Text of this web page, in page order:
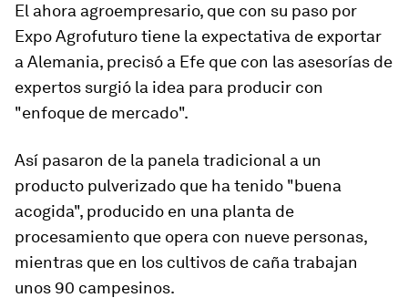
El ahora agroempresario, que con su paso por
Expo Agrofuturo tiene la expectativa de exportar
a Alemania, precisó a Efe que con las asesorías de
expertos surgió la idea para producir con
"enfoque de mercado".
Así pasaron de la panela tradicional a un
producto pulverizado que ha tenido "buena
acogida", producido en una planta de
procesamiento que opera con nueve personas,
mientras que en los cultivos de caña trabajan
unos 90 campesinos.